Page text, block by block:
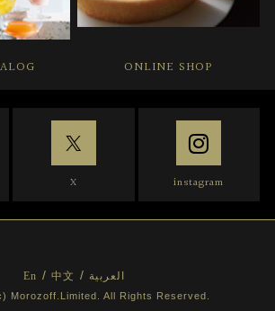
ONLINE SHOP
X instagram
En 中文 العربية
Morozoff.Limited. All Rights Reserved.